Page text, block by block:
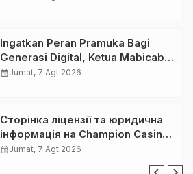
Ingatkan Peran Pramuka Bagi
Generasi Digital, Ketua Mabicab
Gerakan Pramuka Klaten Lepas
calendar_monthJumat, 7 Agt 2026
Сторінка ліцензії та юридична
інформація на Champion Casino:
розбір для українських гравців
calendar_monthJumat, 7 Agt 2026